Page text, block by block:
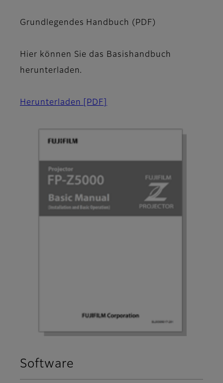
Grundlegendes Handbuch (PDF)
Hier können Sie das Basishandbuch
herunterladen.
Herunterladen [PDF]
Software